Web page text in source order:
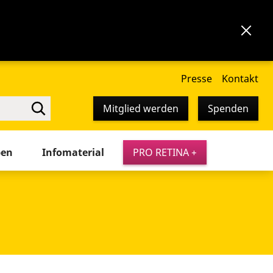
Presse Kontakt
Mitglied werden Spenden
Infomaterial PRO RETINA +